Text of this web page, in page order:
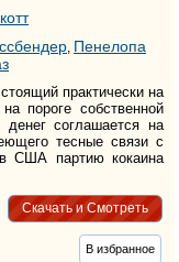
Пенелопа
практически на
пороге собственной
соглашается на
тесные связи с
США партию кокаина
Скачать и Смотреть
В избранное